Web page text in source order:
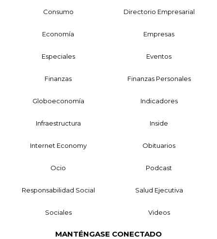
Consumo Directorio Empresarial
Economía Empresas
Especiales Eventos
Finanzas Finanzas Personales
Globoeconomía Indicadores
Infraestructura Inside
Internet Economy Obituarios
Ocio Podcast
Responsabilidad Social Salud Ejecutiva
Sociales Videos
MANTÉNGASE CONECTADO